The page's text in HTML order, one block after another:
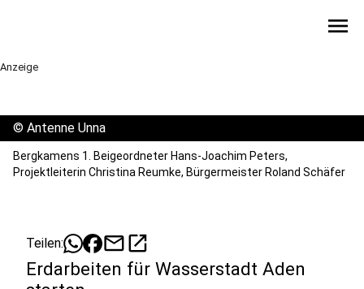
menu
Anzeige
© Antenne Unna
Bergkamens 1. Beigeordneter Hans-Joachim Peters,
Projektleiterin Christina Reumke, Bürgermeister Roland Schäfer
Teilen: mailopen_in_new
Erdarbeiten für Wasserstadt Aden